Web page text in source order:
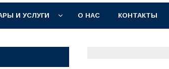
И УСЛУГИ О НАС КОНТАКТЫ